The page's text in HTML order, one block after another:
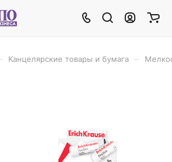
Канцелярские товары и бумага